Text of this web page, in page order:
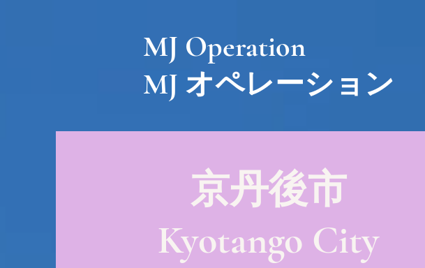
MJ Operation
MJ オペレーション
京丹後市
Kyotango City